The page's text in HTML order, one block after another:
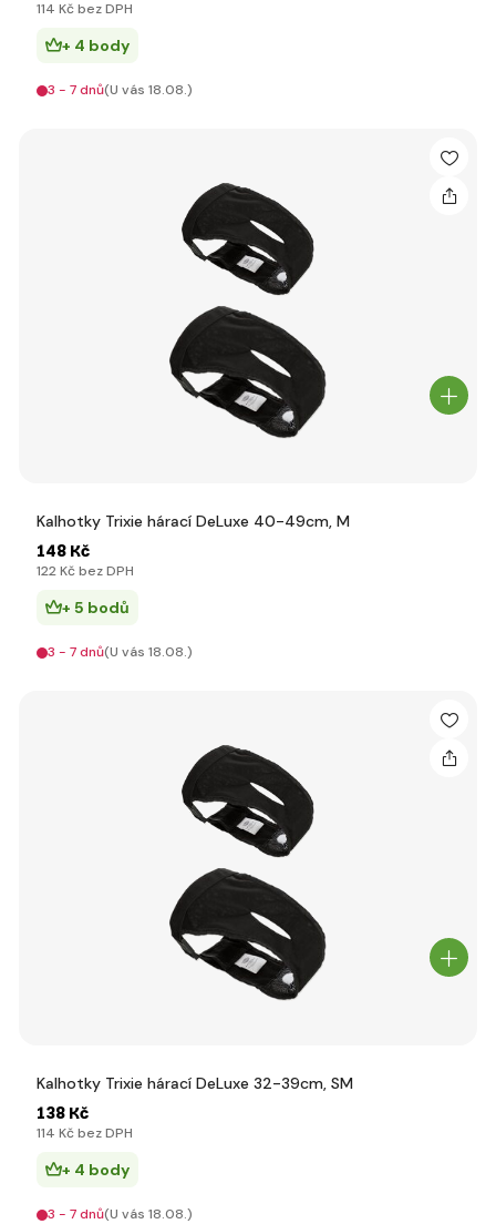
114 Kč bez DPH
+ 4 body
3 - 7 dnů(U vás 18.08.)
Kalhotky Trixie hárací DeLuxe 40-49cm, M
148 Kč
122 Kč bez DPH
+ 5 bodů
3 - 7 dnů(U vás 18.08.)
Kalhotky Trixie hárací DeLuxe 32-39cm, SM
138 Kč
114 Kč bez DPH
+ 4 body
3 - 7 dnů(U vás 18.08.)